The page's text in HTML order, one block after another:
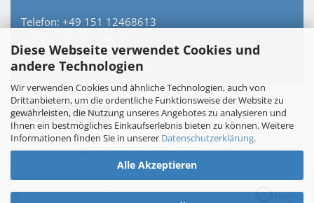
Diese Webseite verwendet Cookies und
andere Technologien
Wir verwenden Cookies und ähnliche Technologien, auch von
Drittanbietern, um die ordentliche Funktionsweise der Website zu
gewährleisten, die Nutzung unseres Angebotes zu analysieren und
Ihnen ein bestmögliches Einkaufserlebnis bieten zu können. Weitere
Informationen finden Sie in unserer Datenschutzerklärung.
Alle Akzeptieren
Telefon: +49 151 12468613
Persönlich erreichbar – keine Hotline.
Vertrag widerrufen
Webshopby Gambio.de © 2026
Ausgewählte Top-Bewertungen für www.toi-tee.de